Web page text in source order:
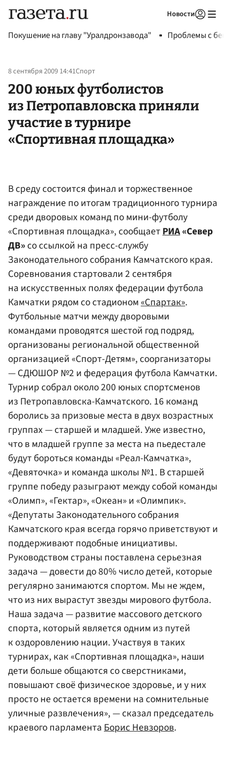
Новости
Покушение на главу "Уралдронзавода" Проблемы с
8 сентября 2009 14:41Спорт
200 юных футболистов
из Петропавловска приняли
участие в турнире
«Спортивная площадка»
В среду состоится финал и торжественное
награждение по итогам традиционного турнира
среди дворовых команд по мини-футболу
«Спортивная площадка», сообщаетРИА«Север
ДВ»со ссылкой на пресс-службу
Законодательного собрания Камчатского края.
Соревнования стартовали 2 сентября
на искусственных полях федерации футбола
Камчатки рядом со стадионом«Спартак».
Футбольные матчи между дворовыми
командами проводятся шестой год подряд,
организованы региональной общественной
организацией «Спорт-Детям», соорганизаторы
— СДЮШОР №2 и федерация футбола Камчатки.
Турнир собрал около 200 юных спортсменов
из Петропавловска-Камчатского. 16 команд
боролись за призовые места в двух возрастных
группах — старшей и младшей. Уже известно,
что в младшей группе за места на пьедестале
будут бороться команды «Реал-Камчатка»,
«Девяточка» и команда школы №1. В старшей
группе победу разыграют между собой команды
«Олимп», «Гектар», «Океан» и «Олимпик».
«Депутаты Законодательного собрания
Камчатского края всегда горячо приветствуют и
поддерживают подобные инициативы.
Руководством страны поставлена серьезная
задача — довести до 80% число детей, которые
регулярно занимаются спортом. Мы не ждем,
что из них вырастут звезды мирового футбола.
Наша задача — развитие массового детского
спорта, который является одним из путей
к оздоровлению нации. Участвуя в таких
турнирах, как «Спортивная площадка», наши
дети больше общаются со сверстниками,
повышают своё физическое здоровье, и у них
просто не остается времени на сомнительные
уличные развлечения», — сказал председатель
краевого парламентаБорис Невзоров.